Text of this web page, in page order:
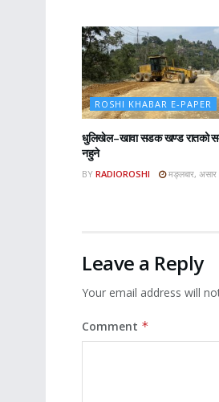
ROSHI KHABAR E-PAPER
धुलिखेल–खावा सडक खण्ड रातको
नहुने
BY RADIOROSHI मङ्लबार,
Leave a Reply
Your email address will
Comment *